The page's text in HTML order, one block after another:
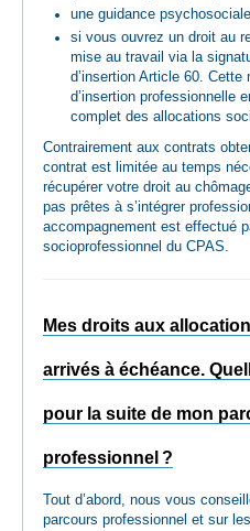
une guidance
si vous ouvrez un droit au
mise au travail via la
d’insertion Article 60. Cette
d’insertion professionnelle
complet des allocations
Contrairement aux contrats
contrat est limitée au temps
récupérer votre droit au
pas prêtes à s’intégrer
accompagnement est effectué
socioprofessionnel du CPAS.
Mes droits aux
arrivés à échéance.
pour la suite de mon
professionnel ?
Tout d’abord, nous vous
parcours professionnel et sur